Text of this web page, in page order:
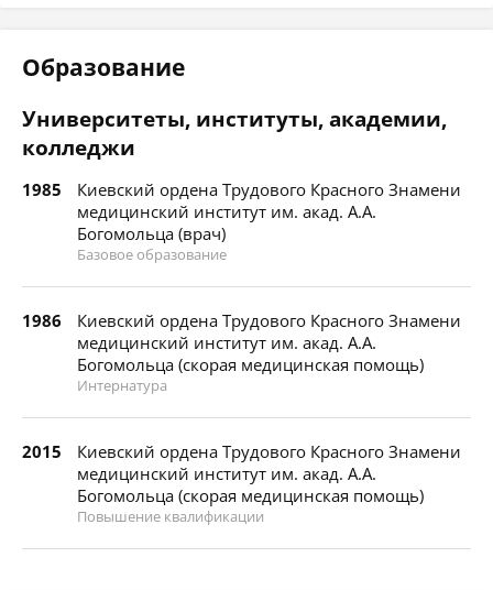
Образование
Университеты, институты, академии,
колледжи
1985
Киевский ордена Трудового Красного Знамени
медицинский институт им. акад. А.А.
Богомольца (врач)
Базовое образование
1986
Киевский ордена Трудового Красного Знамени
медицинский институт им. акад. А.А.
Богомольца (скорая медицинская помощь)
Интернатура
2015
Киевский ордена Трудового Красного Знамени
медицинский институт им. акад. А.А.
Богомольца (скорая медицинская помощь)
Повышение квалификации